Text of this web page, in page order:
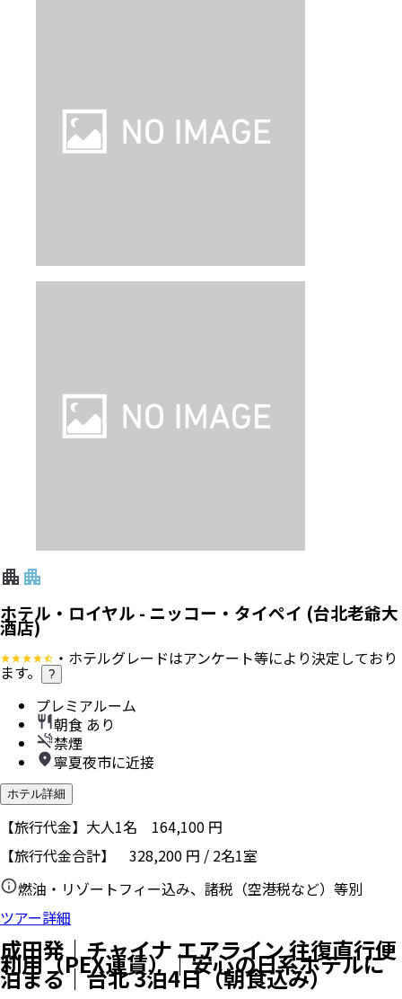
ホテル・ロイヤル - ニッコー・タイペイ (台北老爺大
酒店)
・ホテルグレードはアンケート等により決定しており
ます。 ?
プレミアルーム
朝食 あり
禁煙
寧夏夜市に近接
ホテル詳細
【旅行代金】大人1名 164,100 円
【旅行代金合計】 328,200 円 / 2名1室
燃油・リゾートフィー込み、諸税（空港税など）等別
ツアー詳細
成田発｜チャイナ エアライン 往復直行便
利用（PEX運賃）｜安心の日系ホテルに
泊まる｜台北 3泊4日（朝食込み）